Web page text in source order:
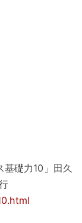
基礎力10」田久